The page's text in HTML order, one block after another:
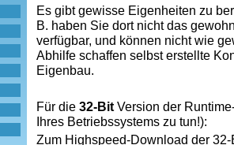
Es gibt gewisse Eigenheiten zu
B. haben Sie dort nicht das
verfügbar, und können nicht wie
Abhilfe schaffen selbst erstellte
Eigenbau.
Für die 32-Bit Version der
Ihres Betriebssystems zu tun!):
Zum Highspeed-Download der